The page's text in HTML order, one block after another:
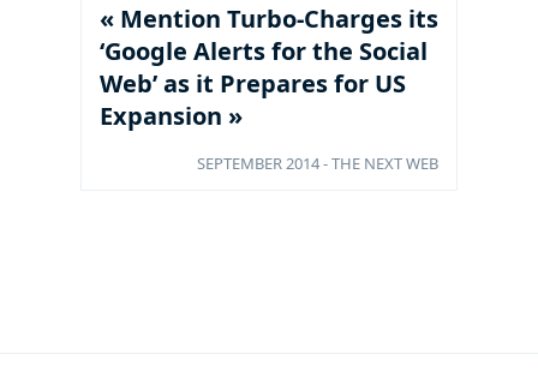
« Mention Turbo-Charges its
‘Google Alerts for the Social
Web’ as it Prepares for US
Expansion »
SEPTEMBER 2014 - THE NEXT WEB